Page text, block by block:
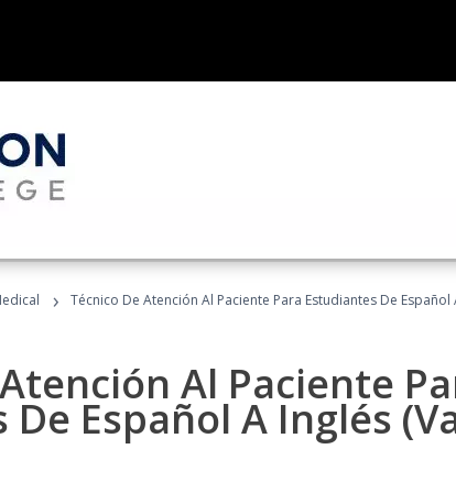
› Técnico De Atención Al Paciente Para Estudiantes De Español
Al Paciente
Español A Inglés